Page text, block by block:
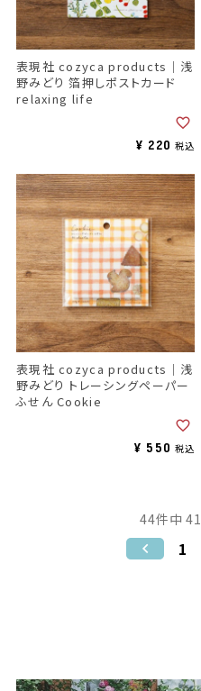
表現社 cozyca products｜浅
野みどり 箔押しポストカード
relaxing life
¥ 220 税込
表現社 cozyca products｜浅
野みどり トレーシングペーパー
ふせん Cookie
¥ 550 税込
44件中 41
1